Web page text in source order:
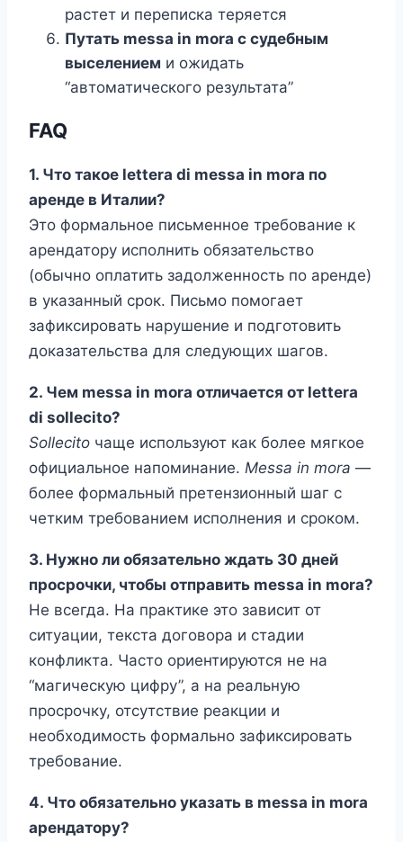
растет и переписка теряется
Путать messa in mora с судебным
выселением и ожидать
“автоматического результата”
FAQ
1. Что такое lettera di messa in mora по
аренде в Италии?
Это формальное письменное требование к
арендатору исполнить обязательство
(обычно оплатить задолженность по аренде)
в указанный срок. Письмо помогает
зафиксировать нарушение и подготовить
доказательства для следующих шагов.
2. Чем messa in mora отличается от lettera
di sollecito?
Sollecito чаще используют как более мягкое
официальное напоминание. Messa in mora —
более формальный претензионный шаг с
четким требованием исполнения и сроком.
3. Нужно ли обязательно ждать 30 дней
просрочки, чтобы отправить messa in mora?
Не всегда. На практике это зависит от
ситуации, текста договора и стадии
конфликта. Часто ориентируются не на
“магическую цифру”, а на реальную
просрочку, отсутствие реакции и
необходимость формально зафиксировать
требование.
4. Что обязательно указать в messa in mora
арендатору?